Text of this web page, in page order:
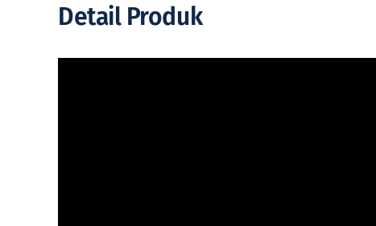
Detail Produk